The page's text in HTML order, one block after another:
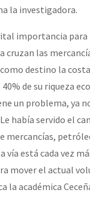
la investigadora.
importancia para
cruzan las
destino la
de su riqueza
un problema, ya
había servido el
mercancías,
vía está cada vez
mover el actual
la académica